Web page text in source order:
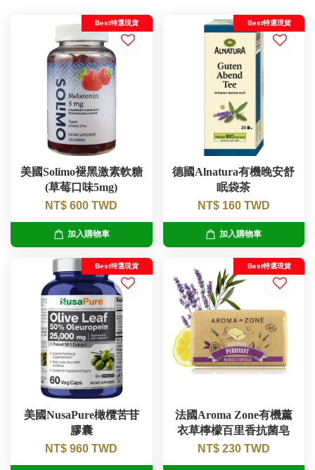
Best特選現貨
美國Solimo褪黑激素軟糖
(草莓口味5mg)
NT$ 600 TWD
加入購物車
Best特選現貨
德國Alnatura有機晚安舒
眠袋茶
NT$ 160 TWD
加入購物車
Best特選現貨
美國NusaPure橄欖苦苷
膠囊
NT$ 960 TWD
Best特選現貨
法國Aroma Zone有機薰
衣草檸檬百里香抗菌皂
NT$ 230 TWD